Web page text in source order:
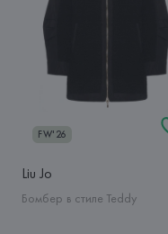
FW'26
Liu Jo
Бомбер в стиле Teddy